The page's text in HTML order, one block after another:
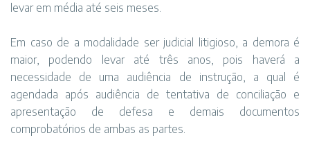
levar em média até seis meses.
Em caso de a modalidade ser judicial litigioso, a demora é
maior, podendo levar até três anos, pois haverá a
necessidade de uma audiência de instrução, a qual é
agendada após audiência de tentativa de conciliação e
apresentação de defesa e demais documentos
comprobatórios de ambas as partes.